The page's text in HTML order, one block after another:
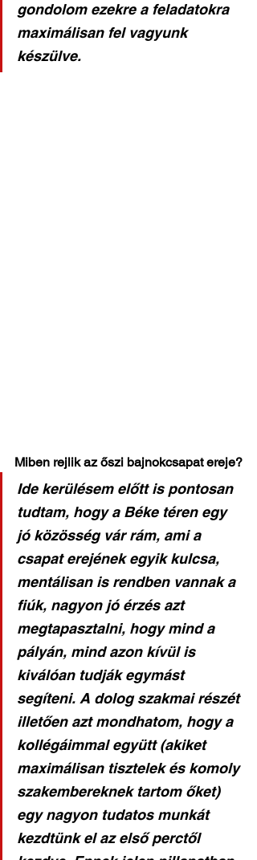
gondolom ezekre a feladatokra
maximálisan fel vagyunk
készülve.
Miben rejlik az őszi bajnokcsapat ereje?
Ide kerülésem előtt is pontosan
tudtam, hogy a Béke téren egy
jó közösség vár rám, ami a
csapat erejének egyik kulcsa,
mentálisan is rendben vannak a
fiúk, nagyon jó érzés azt
megtapasztalni, hogy mind a
pályán, mind azon kívül is
kiválóan tudják egymást
segíteni. A dolog szakmai részét
illetően azt mondhatom, hogy a
kollégáimmal együtt (akiket
maximálisan tisztelek és komoly
szakembereknek tartom őket)
egy nagyon tudatos munkát
kezdtünk el az első perctől